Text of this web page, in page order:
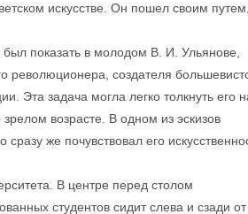
искусстве. Он пошел своим путем,
показать в молодом В. И. Ульянове,
революционера, создателя
Эта задача могла легко толкнуть его
возрасте. В одном из эскизов
же почувствовал его
В центре перед столом
студентов сидит слева и сзади от